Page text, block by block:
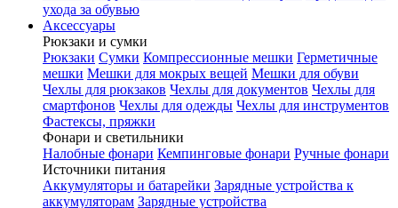
ухода за обувью
Аксессуары
Рюкзаки и сумки
Рюкзаки Сумки Компрессионные мешки Герметичные
мешки Мешки для мокрых вещей Мешки для обуви
Чехлы для рюкзаков Чехлы для документов Чехлы для
смартфонов Чехлы для одежды Чехлы для инструментов
Фастексы, пряжки
Фонари и светильники
Налобные фонари Кемпинговые фонари Ручные фонари
Источники питания
Аккумуляторы и батарейки Зарядные устройства к
аккумуляторам Зарядные устройства